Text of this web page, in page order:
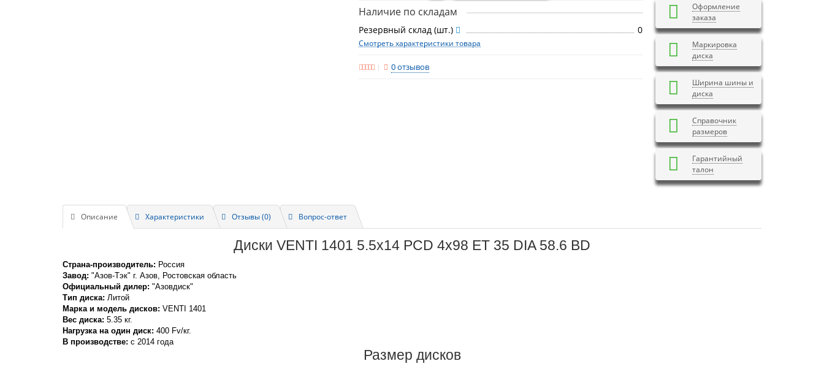
Наличие по складам
Резервный склад (шт.) 0
Смотреть характеристики товара
0 отзывов
Оформление
заказа
Маркировка
диска
Ширина шины и
диска
Справочник
размеров
Гарантийный
талон
Описание Характеристики Отзывы (0) Вопрос-ответ
Диски VENTI 1401 5.5x14 PCD 4x98 ET 35 DIA 58.6 BD
Страна-производитель: Россия
Завод: "Азов-Тэк" г. Азов, Ростовская область
Официальный дилер: "Азовдиск"
Тип диска: Литой
Марка и модель дисков: VENTI 1401
Вес диска: 5.35 кг.
Нагрузка на один диск: 400 Fv/кг.
В производстве: с 2014 года
Размер дисков